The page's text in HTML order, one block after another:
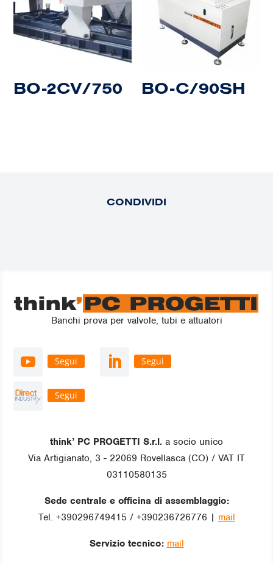
BO-2CV/750 BO-C/90SH
CONDIVIDI
Banchi prova per valvole, tubi e attuatori
Segui Segui
Segui
think’ PC PROGETTI S.r.l. a socio unico
Via Artigianato, 3 - 22069 Rovellasca (CO) / VAT IT
03110580135
Sede centrale e officina di assemblaggio:
Tel. +390296749415 / +390236726776 | mail
Servizio tecnico: mail